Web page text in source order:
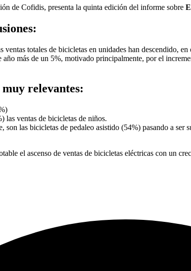
de Cofidis, presenta la quinta edición del informe sobre
ventas totales de bicicletas en unidades han descendido,
más de un 5%, motivado principalmente, por el
relevantes:
las ventas de bicicletas de niños.
las bicicletas de pedaleo asistido (54%) pasando a
el ascenso de ventas de bicicletas eléctricas con un